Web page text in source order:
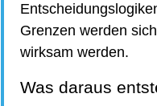
Grenzen werden
wirksam werden.
Was daraus